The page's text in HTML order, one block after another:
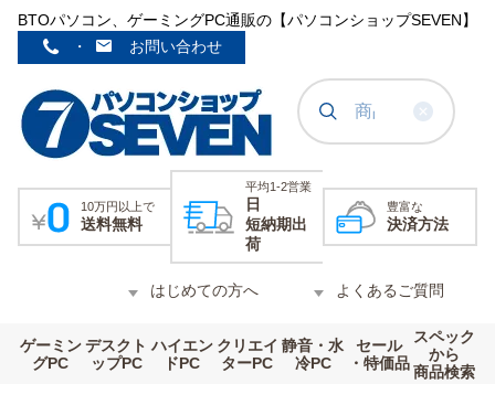
BTOパソコン、ゲーミングPC通販の【パソコンショップSEVEN】
・
お問い合わせ
10万円以上で
送料無料
平均1-2営業
日
短納期出
荷
豊富な
決済方法
はじめての方へ よくあるご質問
ゲーミン
グPC
デスクト
ップPC
ハイエン
ドPC
クリエイ
ターPC
静音・水
冷PC
セール
・特価品
スペック
から
商品検索